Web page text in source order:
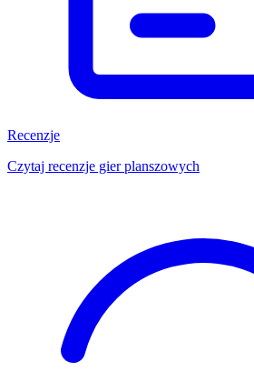
Recenzje
Czytaj recenzje gier planszowych